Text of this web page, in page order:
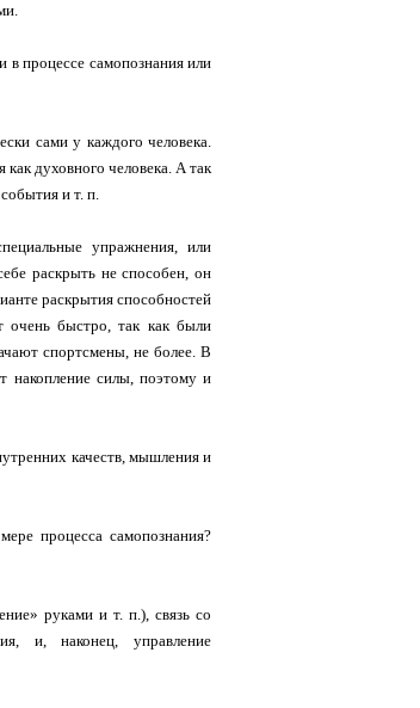
в процессе самопознания или
сами у каждого человека.
как духовного человека. А так
и т. п.
упражнения, или
раскрыть не способен, он
раскрытия способностей
очень быстро, так как были
спортсмены, не более. В
накопление силы, поэтому и
качеств, мышления и
процесса самопознания?
руками и т. п.), связь со
и, наконец, управление